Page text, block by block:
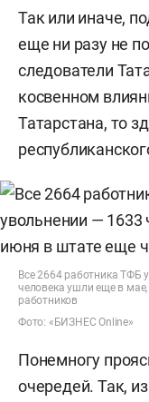
Так или иначе,
еще ни разу не
следователи
косвенном
Татарстана, то
Все 2664 работника ТФБ
человека ушли еще в
работников
Фото: «БИЗНЕС Online»
Понемногу
очередей. Так,